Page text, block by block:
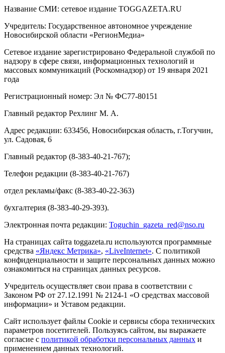
Название СМИ: cетевое издание TOGGAZETA.RU
Учредитель: Государственное автономное учреждение
Новосибирской области «РегионМедиа»
Сетевое издание зарегистрировано Федеральной службой по
надзору в сфере связи, информационных технологий и
массовых коммуникаций (Роскомнадзор) от 19 января 2021
года
Регистрационный номер: Эл № ФС77-80151
Главный редактор Рехлинг М. А.
Адрес редакции: 633456, Новосибирская область, г.Тогучин,
ул. Садовая, 6
Главный редактор (8-383-40-21-767);
Телефон редакции (8-383-40-21-767)
отдел рекламы/факс (8-383-40-22-363)
бухгалтерия (8-383-40-29-393).
Электронная почта редакции: Toguchin gazeta red@nso.ru
На страницах сайта toggazeta.ru используются программные
средства «Яндекс Метрика», «LiveInternet». С политикой
конфиденциальности и защите персональных данных можно
ознакомиться на страницах данных ресурсов.
Учредитель осуществляет свои права в соответствии с
Законом РФ от 27.12.1991 № 2124-1 «О средствах массовой
информации» и Уставом редакции.
Сайт использует файлы Cookie и сервисы сбора технических
параметров посетителей. Пользуясь сайтом, вы выражаете
согласие с политикой обработки персональных данных и
применением данных технологий.